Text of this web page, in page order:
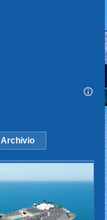
Archivio